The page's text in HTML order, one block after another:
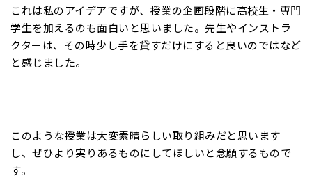
これは私のアイデアですが、授業の企画段階に高校生・専門
学生を加えるのも面白いと思いました。先生やインストラ
クターは、その時少し手を貸すだけにすると良いのではなど
と感じました。
このような授業は大変素晴らしい取り組みだと思います
し、ぜひより実りあるものにしてほしいと念願するもので
す。